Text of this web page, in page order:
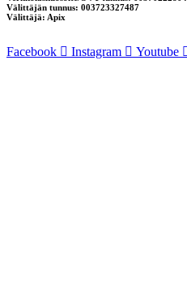
Välittäjän tunnus: 003723327487
Välittäjä: Apix
Facebook Instagram Youtube